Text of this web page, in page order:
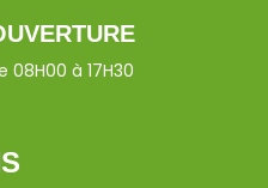
08H00 à 17H30